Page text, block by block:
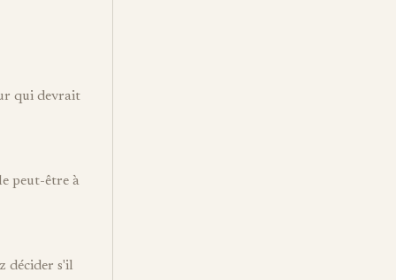
qui devrait
peut-être à
décider s'il